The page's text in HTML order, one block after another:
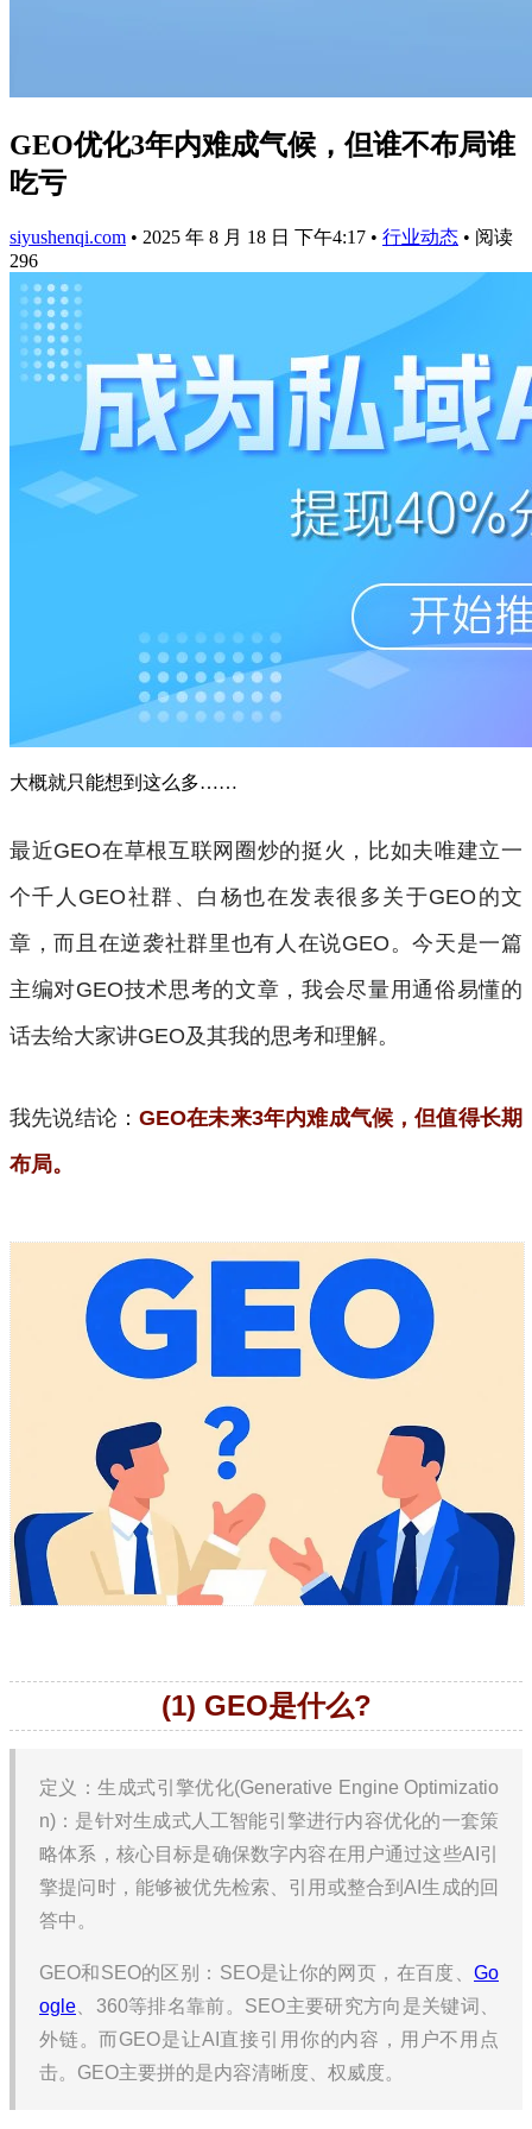
GEO优化3年内难成气候，但谁不布局谁
吃亏
siyushenqi.com • 2025 年 8 月 18 日 下午4:17 • 行业动态 • 阅读
296
大概就只能想到这么多……
最近GEO在草根互联网圈炒的挺火，比如夫唯建立一
个千人GEO社群、白杨也在发表很多关于GEO的文
章，而且在逆袭社群里也有人在说GEO。今天是一篇
主编对GEO技术思考的文章，我会尽量用通俗易懂的
话去给大家讲GEO及其我的思考和理解。
我先说结论：GEO在未来3年内难成气候，但值得长期
布局。
(1) GEO是什么?
定义：生成式引擎优化(Generative Engine Optimizatio
n)：是针对生成式人工智能引擎进行内容优化的一套策
略体系，核心目标是确保数字内容在用户通过这些AI引
擎提问时，能够被优先检索、引用或整合到AI生成的回
答中。
GEO和SEO的区别：SEO是让你的网页，在百度、 Go
ogle、360等排名靠前。SEO主要研究方向是关键词、
外链。而GEO是让AI直接引用你的内容，用户不用点
击。GEO主要拼的是内容清晰度、权威度。